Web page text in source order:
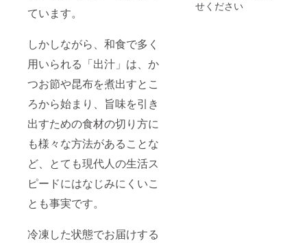
ています。
しかしながら、和⾷で多く
⽤いられる「出汁」は、か
つお節や昆布を煮出すとこ
ろから始まり、旨味を引き
出すための⾷材の切り⽅に
も様々な⽅法があることな
ど、とても現代⼈の⽣活ス
ピードにはなじみにくいこ
とも事実です。
冷凍した状態でお届けする
がりく
おりま
せください